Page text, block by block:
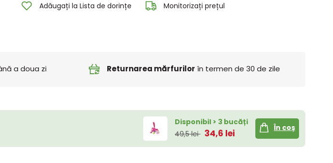
Adăugați la Lista de dorințe Monitorizați prețul
a doua zi Returnarea mărfurilor în termen de 30 de zile
Disponibil > 3 bucăți
49,5 lei 34,6 lei
În coș